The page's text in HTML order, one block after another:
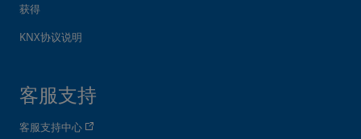
获得
KNX协议说明
客服支持
客服支持中心